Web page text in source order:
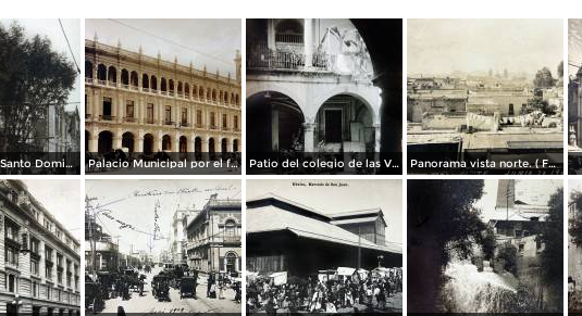
La Iglesia de Santo Domingo. Palacio Municipal por el fotografo Hugo Brehme.. Patio del colegio de las Vizcainas por el fotografo Hugo Brehme. Panorama vista norte. ( Fechada el 20 de Junio de 1905 ).